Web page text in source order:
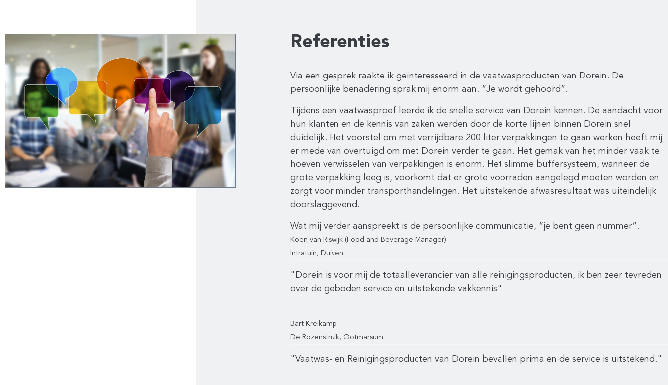
Referenties
Via een gesprek raakte ik geïnteresseerd in de vaatwasproducten van Dorein. De
persoonlijke benadering sprak mij enorm aan. “Je wordt gehoord”.
Tijdens een vaatwasproef leerde ik de snelle service van Dorein kennen. De aandacht voor
hun klanten en de kennis van zaken werden door de korte lijnen binnen Dorein snel
duidelijk. Het voorstel om met verrijdbare 200 liter verpakkingen te gaan werken heeft mij
er mede van overtuigd om met Dorein verder te gaan. Het gemak van het minder vaak te
hoeven verwisselen van verpakkingen is enorm. Het slimme buffersysteem, wanneer de
grote verpakking leeg is, voorkomt dat er grote voorraden aangelegd moeten worden en
zorgt voor minder transporthandelingen. Het uitstekende afwasresultaat was uiteindelijk
doorslaggevend.
Wat mij verder aanspreekt is de persoonlijke communicatie, “je bent geen nummer”.
Koen van Riswijk (Food and Beverage Manager)
Intratuin, Duiven
"Dorein is voor mij de totaalleverancier van alle reinigingsproducten, ik ben zeer tevreden
over de geboden service en uitstekende vakkennis"
Bart Kreikamp
De Rozenstruik, Ootmarsum
"Vaatwas- en Reinigingsproducten van Dorein bevallen prima en de service is uitstekend."